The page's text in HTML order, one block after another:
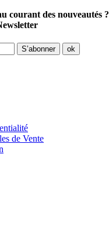
courant des nouveautés ?
de Vente